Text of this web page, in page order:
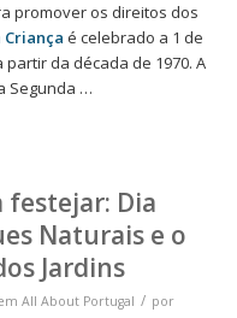
promover os direitos dos
Criança é celebrado a 1 de
da década de 1970. A
Segunda …
festejar: Dia
Naturais e o
Jardins
All About Portugal / por